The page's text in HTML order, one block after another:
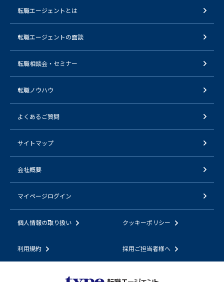
転職エージェントとは
転職エージェントの面談
転職相談会・セミナー
転職ノウハウ
よくあるご質問
サイトマップ
会社概要
マイページログイン
個人情報の取り扱い クッキーポリシー
利用規約 採用ご担当者様へ